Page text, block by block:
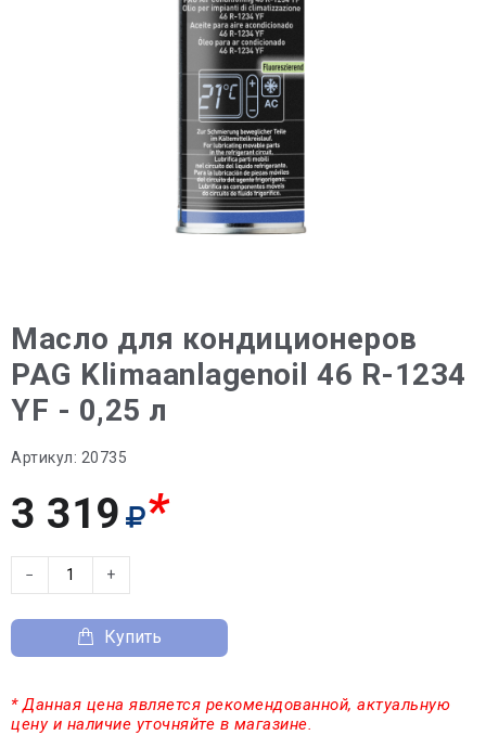
Масло для кондиционеров
PAG Klimaanlagenoil 46 R-1234
YF - 0,25 л
Артикул: 20735
3 319 *
− +
Купить
* Данная цена является рекомендованной, актуальную
цену и наличие уточняйте в магазине.